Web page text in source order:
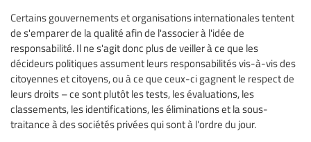
Certains gouvernements et organisations internationales tentent
de s'emparer de la qualité afin de l'associer à l'idée de
responsabilité. Il ne s'agit donc plus de veiller à ce que les
décideurs politiques assument leurs responsabilités vis-à-vis des
citoyennes et citoyens, ou à ce que ceux-ci gagnent le respect de
leurs droits – ce sont plutôt les tests, les évaluations, les
classements, les identifications, les éliminations et la sous-
traitance à des sociétés privées qui sont à l'ordre du jour.